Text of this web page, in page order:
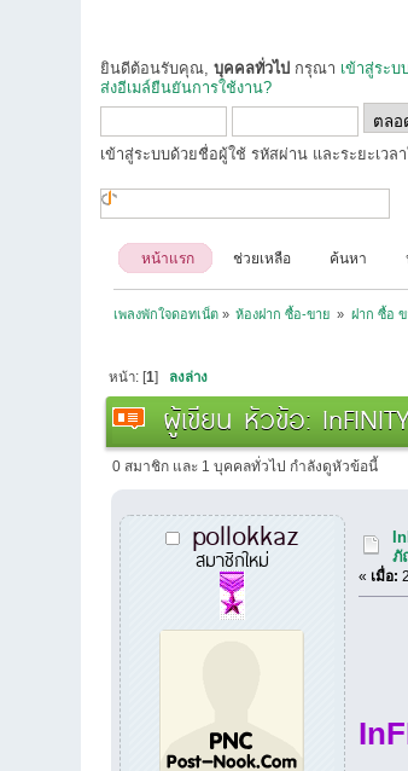
ยินดีต้อนรับคุณ,บุคคลทั่วไป กรุณา เข้าสู่ระบ
ส่งอีเมล์ยืนยันการใช้งาน?
เข้าสู่ระบบด้วยชื่อผู้ใช้ รหัสผ่าน และระยะเวล
หน้าแรก ช่วยเหลือ ค้นหา
เพลงพักใจดอทเน็ต» ห้องฝาก ซื้อ-ขาย » ฝาก ซื้อ ข
หน้า: [1] ลงล่าง
ผู้เขียน หัวข้อ:
0 สมาชิก และ 1 บุคคลทั่วไป กำลังดูหัวข้อนี้
pollokkaz
สมาชิกใหม่
ภั
« เมื่อ: